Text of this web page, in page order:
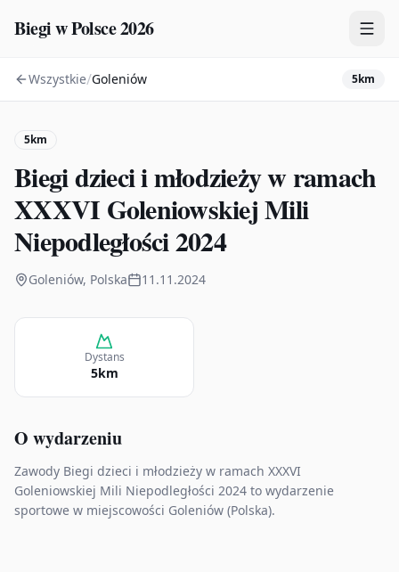
Biegi w Polsce 2026
Zawody
Kalendarz
Wszystkie/Goleniów 5km
5km
Biegi dzieci i młodzieży w ramach
XXXVI Goleniowskiej Mili
Niepodległości 2024
Goleniów, Polska 11.11.2024
Dystans
5km
O wydarzeniu
Zawody Biegi dzieci i młodzieży w ramach XXXVI
Goleniowskiej Mili Niepodległości 2024 to wydarzenie
sportowe w miejscowości Goleniów (Polska).